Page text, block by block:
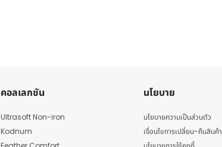
คอลเลกชัน
Ultrasoft Non-iron
Kodnum
นโยบาย
นโยบายความเป็นส่วนตัว
เงื่อนไขการเปลี่ยน-คืนสินค้า